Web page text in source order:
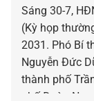
Sáng 30-7,
(Kỳ họp
2031. Phó Bí
Nguyễn Đức
thành phố
phố Đoàn